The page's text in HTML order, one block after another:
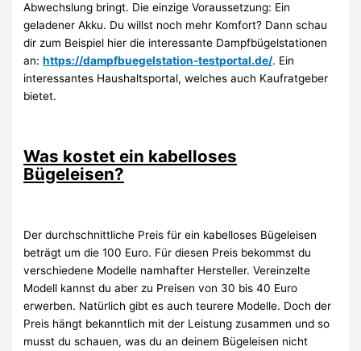
Abwechslung bringt. Die einzige Voraussetzung: Ein
geladener Akku. Du willst noch mehr Komfort? Dann schau
dir zum Beispiel hier die interessante Dampfbügelstationen
an:https://dampfbuegelstation-testportal.de/. Ein
interessantes Haushaltsportal, welches auch Kaufratgeber
bietet.
Was kostet ein kabelloses
Bügeleisen?
Der durchschnittliche Preis für ein kabelloses Bügeleisen
beträgt um die 100 Euro. Für diesen Preis bekommst du
verschiedene Modelle namhafter Hersteller. Vereinzelte
Modell kannst du aber zu Preisen von 30 bis 40 Euro
erwerben. Natürlich gibt es auch teurere Modelle. Doch der
Preis hängt bekanntlich mit der Leistung zusammen und so
musst du schauen, was du an deinem Bügeleisen nicht